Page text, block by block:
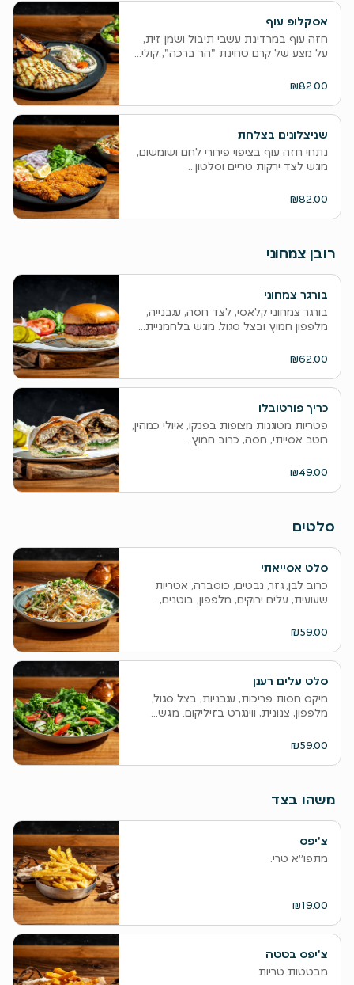
אסקלופ עוף
חזה עוף במרדינת עשבי תיבול ושמן זית,
על מצע של קרם טחינת "הר ברכה", קולי...
₪82.00
שניצלונים בצלחת
נתחי חזה עוף בציפוי פירורי לחם ושומשום,
מוגש לצד ירקות טריים וסלטון...
₪82.00
רובן צמחוני
בורגר צמחוני
בורגר צמחוני קלאסי, לצד חסה, עגבנייה,
מלפפון חמוץ ובצל סגול. מוגש בלחמניית...
₪62.00
כריך פורטובלו
פטריות מטוגנות מצופות בפנקו, איולי כמהין,
רוטב אסייתי, חסה, כרוב חמוץ...
₪49.00
סלטים
סלט אסייאתי
כרוב לבן, גזר, נבטים, כוסברה, אטריות
שעועית, עלים ירוקים, מלפפון, בוטנים,...
₪59.00
סלט עלים רענן
מיקס חסות פריכות, עגבניות, בצל סגול,
מלפפון, צנונית, ווינגרט בזיליקום. מוגש...
₪59.00
משהו בצד
צ'יפס
מתפו״א טרי.
₪19.00
צ'יפס בטטה
מבטטות טריות